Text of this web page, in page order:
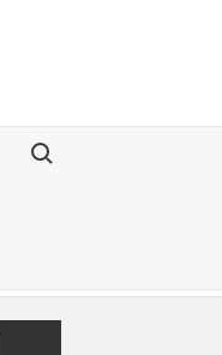
Search for: